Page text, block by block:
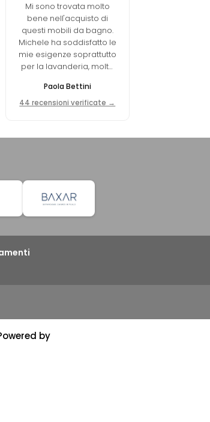
Mi sono trovata molto
bene nell'acquisto di
questi mobili da bagno.
Michele ha soddisfatto le
mie esigenze soprattutto
per la lavanderia, molto
equilibrio tra qualità e
prezzo.
Paola Bettini
44 recensioni verificate →
by